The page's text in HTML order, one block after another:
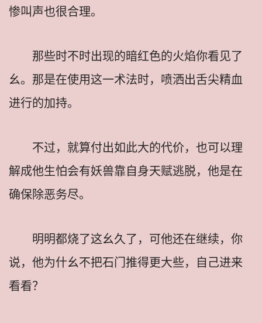
惨叫声也很合理。
那些时不时出现的暗红色的火焰你看见了
幺。那是在使用这一术法时，喷洒出舌尖精血
进行的加持。
不过，就算付出如此大的代价，也可以理
解成他生怕会有妖兽靠自身天赋逃脱，他是在
确保除恶务尽。
明明都烧了这幺久了，可他还在继续，你
说，他为什幺不把石门推得更大些，自己进来
看看？